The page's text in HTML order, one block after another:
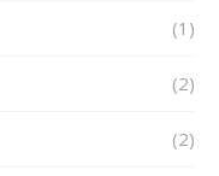
(1)
(2)
(2)